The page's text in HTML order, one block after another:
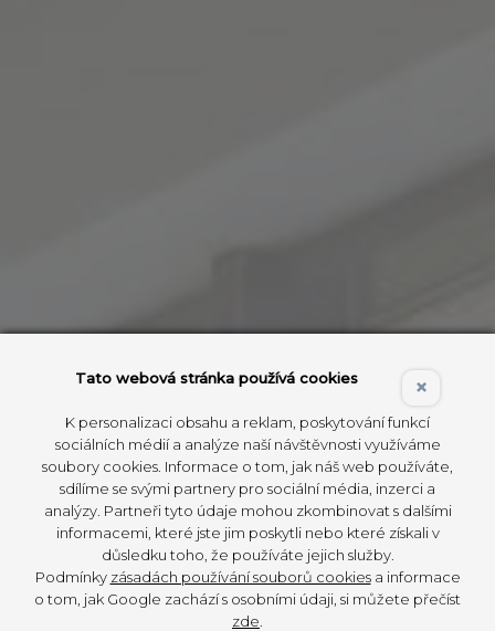
×
Tato webová stránka používá cookies
K personalizaci obsahu a reklam, poskytování funkcí
sociálních médií a analýze naší návštěvnosti využíváme
soubory cookies. Informace o tom, jak náš web používáte,
sdílíme se svými partnery pro sociální média, inzerci a
analýzy. Partneři tyto údaje mohou zkombinovat s dalšími
informacemi, které jste jim poskytli nebo které získali v
důsledku toho, že používáte jejich služby.
Podmínky zásadách používání souborů cookiesa informace
o tom, jak Google zachází s osobními údaji, si můžete přečíst
zde